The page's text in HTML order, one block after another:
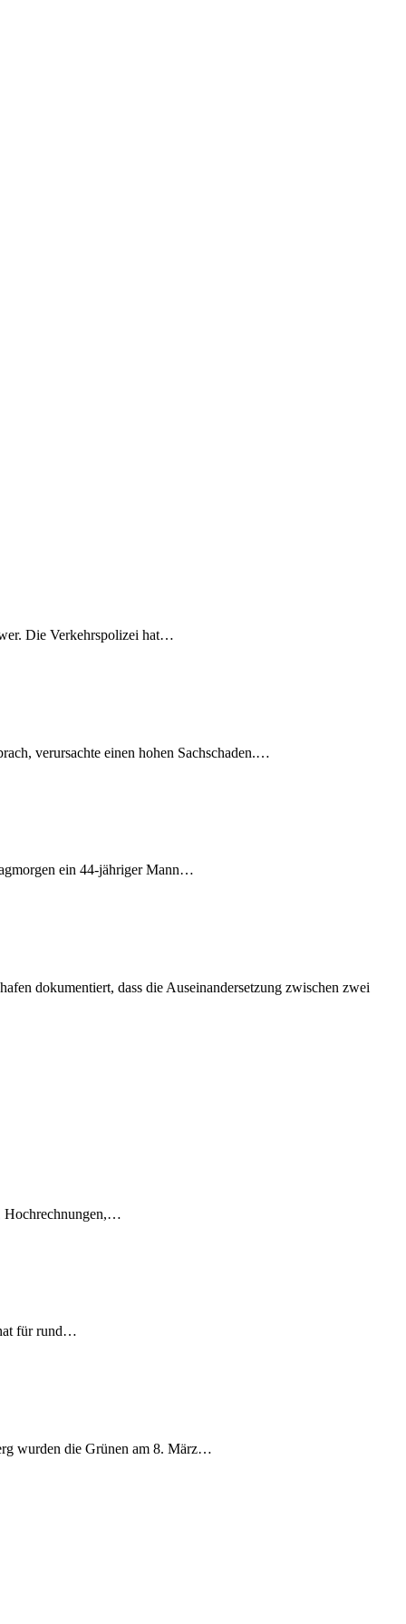
Die Verkehrspolizei hat…
verursachte einen hohen Sachschaden.…
ein 44-jähriger Mann…
dokumentiert, dass die Auseinandersetzung zwischen zwei
Hochrechnungen,…
für rund…
wurden die Grünen am 8. März…